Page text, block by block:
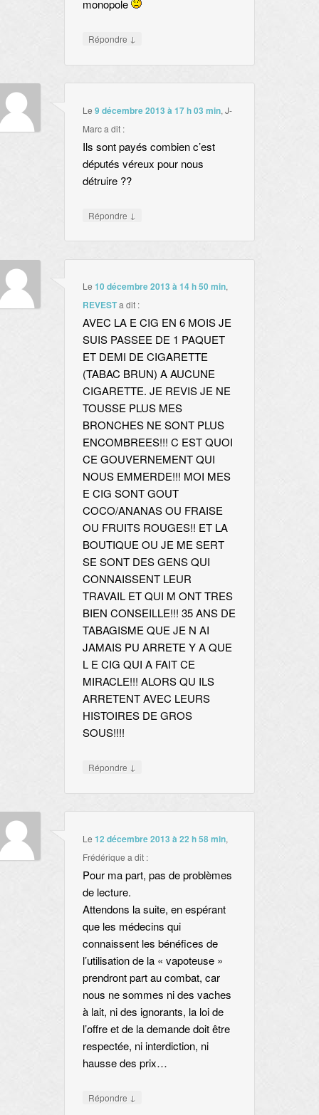
monopole
Répondre ↓
Le 9 décembre 2013 à 17 h 03 min, J-
Marca dit :
Ils sont payés combien c’est
députés véreux pour nous
détruire ??
Répondre ↓
Le 10 décembre 2013 à 14 h 50 min,
REVESTa dit :
AVEC LA E CIG EN 6 MOIS JE
SUIS PASSEE DE 1 PAQUET
ET DEMI DE CIGARETTE
(TABAC BRUN) A AUCUNE
CIGARETTE. JE REVIS JE NE
TOUSSE PLUS MES
BRONCHES NE SONT PLUS
ENCOMBREES!!! C EST QUOI
CE GOUVERNEMENT QUI
NOUS EMMERDE!!! MOI MES
E CIG SONT GOUT
COCO/ANANAS OU FRAISE
OU FRUITS ROUGES!! ET LA
BOUTIQUE OU JE ME SERT
SE SONT DES GENS QUI
CONNAISSENT LEUR
TRAVAIL ET QUI M ONT TRES
BIEN CONSEILLE!!! 35 ANS DE
TABAGISME QUE JE N AI
JAMAIS PU ARRETE Y A QUE
L E CIG QUI A FAIT CE
MIRACLE!!! ALORS QU ILS
ARRETENT AVEC LEURS
HISTOIRES DE GROS
SOUS!!!!
Répondre ↓
Le 12 décembre 2013 à 22 h 58 min,
Frédérique a dit :
Pour ma part, pas de problèmes
de lecture.
Attendons la suite, en espérant
que les médecins qui
connaissent les bénéfices de
l’utilisation de la « vapoteuse »
prendront part au combat, car
nous ne sommes ni des vaches
à lait, ni des ignorants, la loi de
l’offre et de la demande doit être
respectée, ni interdiction, ni
hausse des prix…
Répondre ↓